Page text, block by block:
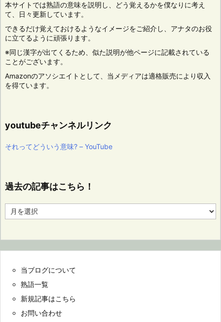
本サイトでは熟語の意味を説明し、どう覚えるかを僕なりに考え
て、日々更新しています。
できるだけ覚えておけるようなイメージをご紹介し、アナタのお役
に立てるように頑張ります。
※同じ漢字が出てくるため、似た説明が他ページに記載されている
ことがございます。
Amazonのアソシエイトとして、当メディアは適格販売により収入
を得ています。
youtubeチャンネルリンク
それってどういう意味? – YouTube
過去の記事はこちら！
去
ら！
当ブログについて
熟語一覧
新規記事はこちら
お問い合わせ